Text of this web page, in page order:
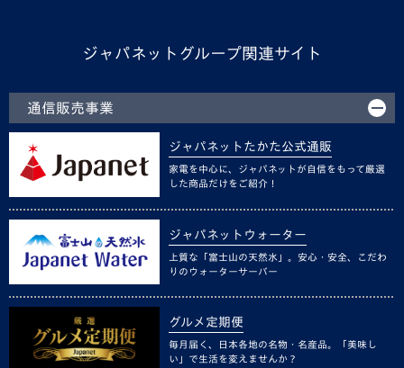
ジャパネットグループ関連サイト
通信販売事業
ジャパネットたかた公式通販
家電を中心に、ジャパネットが自信をもって厳選
した商品だけをご紹介！
ジャパネットウォーター
上質な「富士山の天然水」。安心・安全、こだわ
りのウォーターサーバー
グルメ定期便
毎月届く、日本各地の名物・名産品。「美味し
い」で生活を変えませんか？